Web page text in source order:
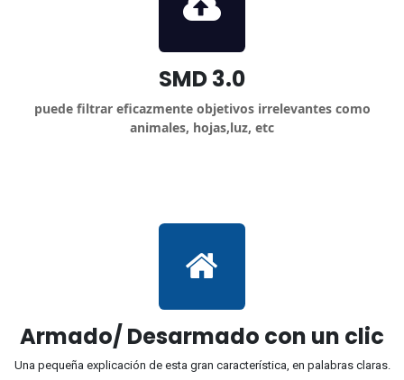
SMD 3.0
puede filtrar eficazmente objetivos irrelevantes como
animales, hojas,luz, etc
Armado/ Desarmado con un clic
Una pequeña explicación de esta gran característica, en palabras claras.